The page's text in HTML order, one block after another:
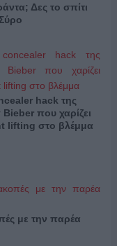
Δες το σπίτι
hack της
που χαρίζει
lifting στο βλέμμα
με την παρέα